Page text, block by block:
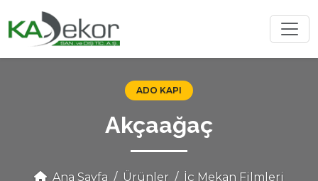
ADO KAPI
Akçaağaç
Ana Sayfa Ürünler
İç Mekan Filmleri